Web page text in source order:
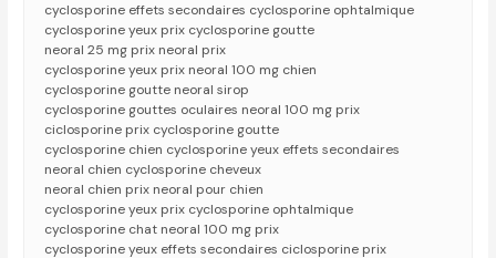
cyclosporine effets secondaires cyclosporine ophtalmique
cyclosporine yeux prix cyclosporine goutte
neoral 25 mg prix neoral prix
cyclosporine yeux prix neoral 100 mg chien
cyclosporine goutte neoral sirop
cyclosporine gouttes oculaires neoral 100 mg prix
ciclosporine prix cyclosporine goutte
cyclosporine chien cyclosporine yeux effets secondaires
neoral chien cyclosporine cheveux
neoral chien prix neoral pour chien
cyclosporine yeux prix cyclosporine ophtalmique
cyclosporine chat neoral 100 mg prix
cyclosporine yeux effets secondaires ciclosporine prix